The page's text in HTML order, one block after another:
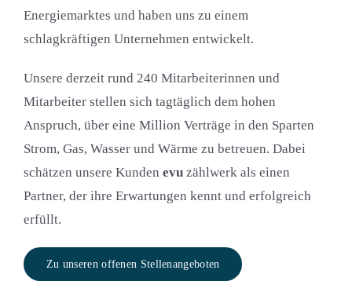
Energiemarktes und haben uns zu einem
schlagkräftigen Unternehmen entwickelt.
Unsere derzeit rund 240 Mitarbeiterinnen und
Mitarbeiter stellen sich tagtäglich dem hohen
Anspruch, über eine Million Verträge in den Sparten
Strom, Gas, Wasser und Wärme zu betreuen. Dabei
schätzen unsere Kunden evu zählwerk als einen
Partner, der ihre Erwartungen kennt und erfolgreich
erfüllt.
Zu unseren offenen Stellenangeboten